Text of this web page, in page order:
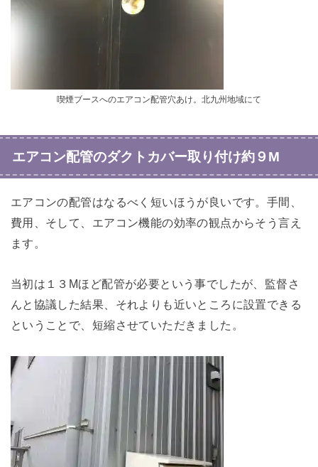
喫煙ブースへのエアコン配管穴あけ。北九州地域にて
エアコン配管のダクトカバー取り付け約９M
エアコンの配管はなるべく短いほうが良いです。手間、
費用、そして、エアコン機能の効率の観点からそう言え
ます。
当初は１３Mほど配管が必要という事でしたが、監督さ
んと協議した結果、それよりも近いところに設置できる
ということで、短縮させていただきました。